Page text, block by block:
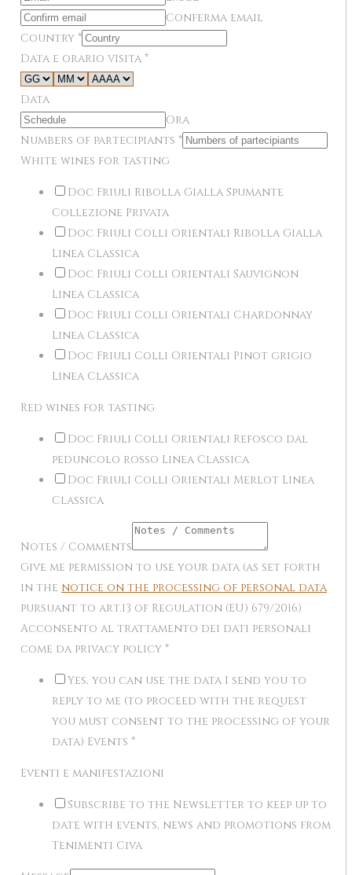
Conferma email
Country *
Data e orario visita *
Data
Ora
Numbers of partecipiants *
White wines for tasting
Doc Friuli Ribolla Gialla Spumante
Collezione Privata
Doc Friuli Colli Orientali Ribolla Gialla
Linea Classica
Doc Friuli Colli Orientali Sauvignon
Linea Classica
Doc Friuli Colli Orientali Chardonnay
Linea Classica
Doc Friuli Colli Orientali Pinot grigio
Linea Classica
Red wines for tasting
Doc Friuli Colli Orientali Refosco dal
peduncolo rosso Linea Classica
Doc Friuli Colli Orientali Merlot Linea
Classica
Notes / Comments
Give me permission to use your data (as set forth
in the notice on the processing of personal data
pursuant to art.13 of Regulation (EU) 679/2016)
Acconsento al trattamento dei dati personali
come da privacy policy *
Yes, you can use the data I send you to
reply to me (to proceed with the request
you must consent to the processing of your
data) Events *
Eventi e manifestazioni
Subscribe to the Newsletter to keep up to
date with events, news and promotions from
Tenimenti Civa